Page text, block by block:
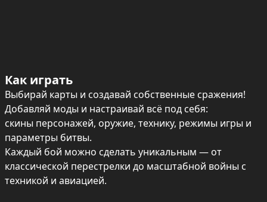
Как играть
Выбирай карты и создавай собственные сражения!
Добавляй моды и настраивай всё под себя:
скины персонажей, оружие, технику, режимы игры и
параметры битвы.
Каждый бой можно сделать уникальным — от
классической перестрелки до масштабной войны с
техникой и авиацией.